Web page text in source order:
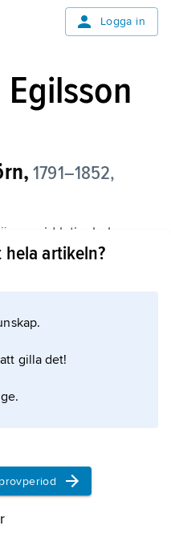
Logga in
1791–1852,
vid latinskolan
flyttad till
i utgivningen och
och utökad
artikeln?
gilla det!